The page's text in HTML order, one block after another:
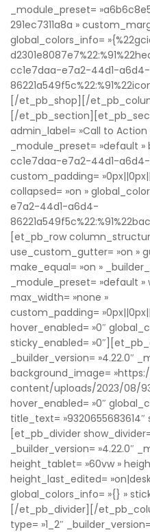
_module_preset=
291ec7311a8a »
global_colors_info=
cc1e7daa-e7a2-44d1-a6d4-
[/et_pb_shop][/
[/
admin_label= »Call to Action
_module_preset= »default
cc1e7daa-e7a2-44d1-a6d4-
custom_padding=
collapsed= »on »
e7a2-44d1-a6d4-
[et_pb_row
use_custom_gutter= »on »
make_equal= »on »
_module_preset= »default »
max_width= »none »
custom_padding=
hover_enabled= »0″
sticky_enabled=
_builder_version= »4.22.0″
background_image=
content/uploads/2023/08/
hover_enabled= »0″
title_text= »9320655683614″
[et_pb_divider
_builder_version= »4.22.0″
height_tablet= »60vw »
height_last_edited=
global_colors_info= »{} »
[/et_pb_divider][/
type= »1_2″